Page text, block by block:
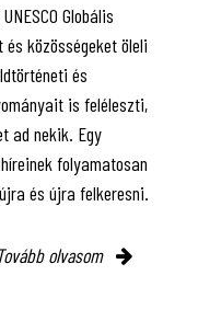
Globális
közösségeket öleli
és
is feléleszti,
ad nekik. Egy
folyamatosan
és újra felkeresni.
Tovább olvasom